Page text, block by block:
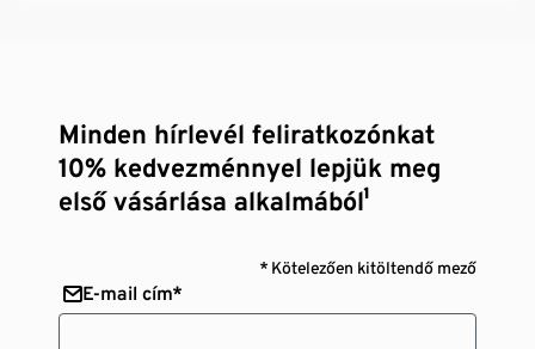
Minden hírlevél feliratkozónkat
10% kedvezménnyel lepjük meg
első vásárlása alkalmából¹
* Kötelezően kitöltendő mező
E-mail cím*